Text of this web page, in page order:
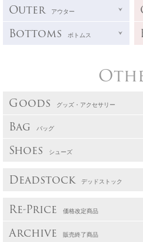
Outer アウター
Bottoms ボトムス
Goods グッズ・アクセサリー
Bag バッグ
Shoes シューズ
Deadstock デッドストック
Re-Price 価格改定商品
Archive 販売終了商品